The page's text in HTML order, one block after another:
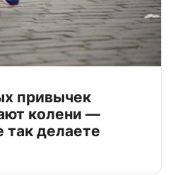
привычек
колени —
делаете